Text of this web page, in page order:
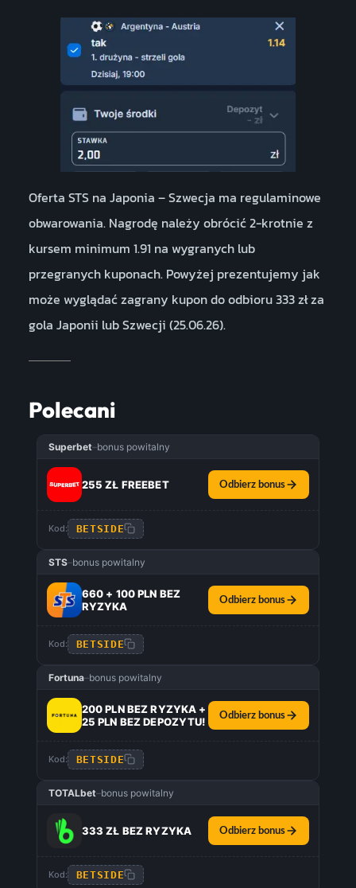
Oferta STS na Japonia – Szwecja ma regulaminowe
obwarowania. Nagrodę należy obrócić 2-krotnie z
kursem minimum 1.91 na wygranych lub
przegranych kuponach. Powyżej prezentujemy jak
może wyglądać zagrany kupon do odbioru 333 zł za
gola Japonii lub Szwecji (25.06.26).
Polecani
Superbet–bonus powitalny
255 ZŁ FREEBET Odbierz bonus
Kod: BETSIDE
STS–bonus powitalny
660 + 100 PLN BEZ
RYZYKA
Odbierz bonus
Kod: BETSIDE
Fortuna–bonus powitalny
200 PLN BEZ RYZYKA +
25 PLN BEZ DEPOZYTU!
Odbierz bonus
Kod: BETSIDE
TOTALbet–bonus powitalny
333 ZŁ BEZ RYZYKA Odbierz bonus
Kod: BETSIDE